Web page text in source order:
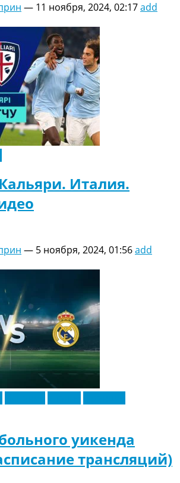
— 11 ноября, 2024, 02:17add
Италия.
— 5 ноября, 2024, 01:56add
уикенда
трансляций)